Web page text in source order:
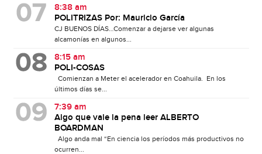
8:38 am
POLITRIZAS Por: Mauricio García
CJ BUENOS DÍAS…Comenzar a dejarse ver algunas
alcamonías en algunos...
8:15 am
POLI-COSAS
Comienzan a Meter el acelerador en Coahuila. En los
últimos días se...
7:39 am
Algo que vale la pena leer ALBERTO
BOARDMAN
Algo anda mal “En ciencia los períodos más productivos no
ocurren...